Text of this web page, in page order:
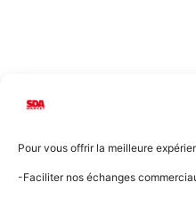
Pour vous offrir la meilleure
-Faciliter nos échanges